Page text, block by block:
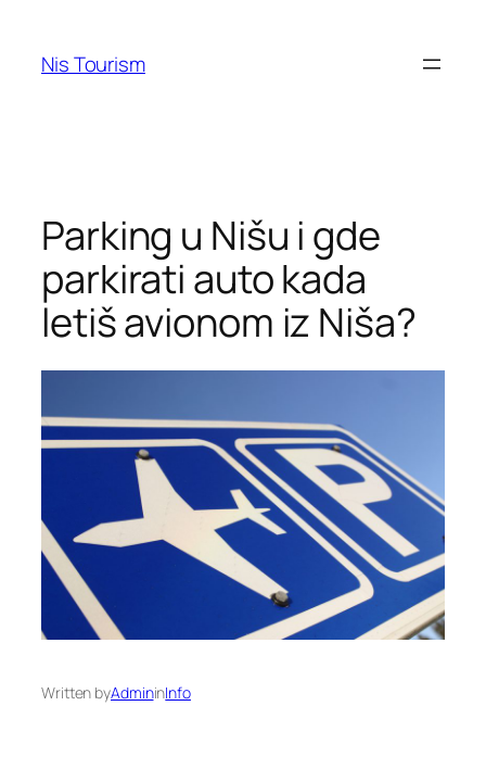
content
Nis Tourism
Parking u Nišu i gde
parkirati auto kada
letiš avionom iz Niša?
Written byAdmininInfo